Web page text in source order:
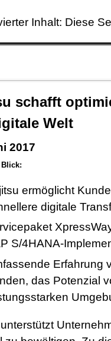
Inhalt: Diese
schafft
Welt
2017
ermöglicht
digitale
S/4HANA-
Erfahrung
das Potenzial